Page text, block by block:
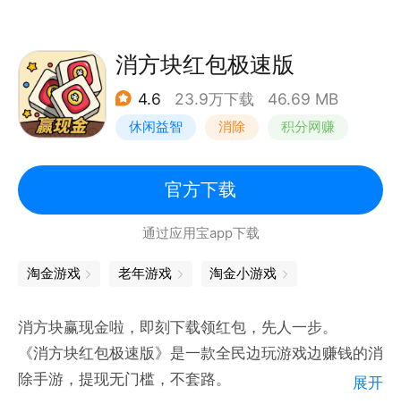
消方块红包极速版
4.6 23.9万下载 46.69 MB
休闲益智 消除 积分网赚
官方下载
通过应用宝app下载
淘金游戏 老年游戏 淘金小游戏
消方块赢现金啦，即刻下载领红包，先人一步。
《消方块红包极速版》是一款全民边玩游戏边赚钱的消
除手游，提现无门槛，不套路。
展开